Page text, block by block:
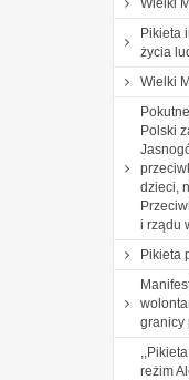
Pikieta
życia
Wielki
Polski
dzieci,
i rządu
Pikieta
granicy
reżim